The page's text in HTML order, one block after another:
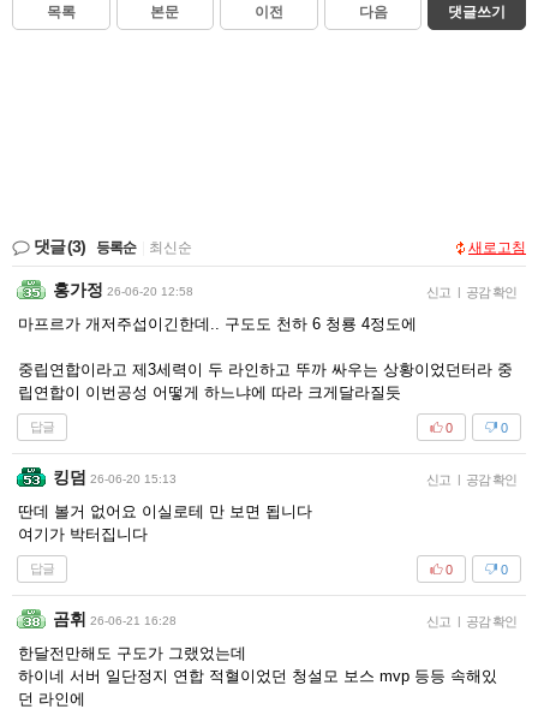
목록 본문 이전 다음 댓글쓰기
댓글(3) 등록순 최신순 새로고침
홍가정 26-06-20 12:58 신고 | 공감 확인
마프르가 개저주섭이긴한데.. 구도도 천하 6 청룡 4정도에
중립연합이라고 제3세력이 두 라인하고 뚜까 싸우는 상황이었던터라 중
립연합이 이번공성 어떻게 하느냐에 따라 크게달라질듯
답글 0
0
킹덤 26-06-20 15:13 신고 | 공감 확인
딴데 볼거 없어요 이실로테 만 보면 됩니다
여기가 박터집니다
답글 0
0
곰휘 26-06-21 16:28 신고 | 공감 확인
한달전만해도 구도가 그랬었는데
하이네 서버 일단정지 연합 적혈이었던 청설모 보스 mvp 등등 속해있
던 라인에